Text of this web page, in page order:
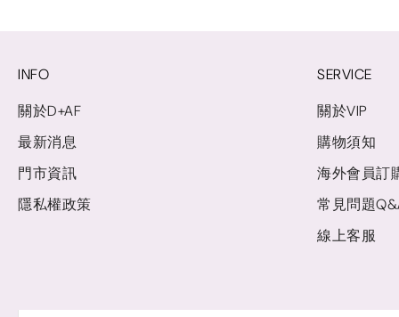
INFO
關於D+AF
最新消息
門市資訊
隱私權政策
SERVICE
關於VIP
購物須知
海外會員訂
常見問題
線上客服